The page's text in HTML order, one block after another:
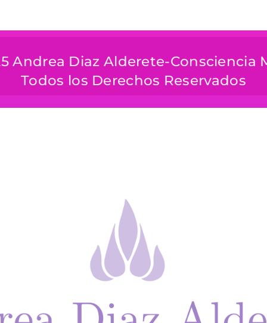
Andrea Diaz Alderete-Consciencia
Todos los Derechos Reservados